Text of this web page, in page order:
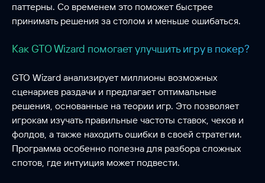
паттерны. Со временем это поможет быстрее
принимать решения за столом и меньше ошибаться.
Как GTO Wizard помогает улучшить игру в покер?
GTO Wizard анализирует миллионы возможных
сценариев раздачи и предлагает оптимальные
решения, основанные на теории игр. Это позволяет
игрокам изучать правильные частоты ставок, чеков и
фолдов, а также находить ошибки в своей стратегии.
Программа особенно полезна для разбора сложных
спотов, где интуиция может подвести.